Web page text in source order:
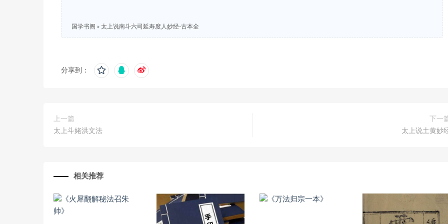
国学书阁 » 太上说南斗六司延寿度人妙经-古本全
分享到：
上一篇
太上斗姥洪文法
下一
太上说土黄妙
相关推荐